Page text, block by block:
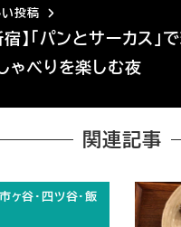
い投稿
宿】「パンとサーカス」
ゃべりを楽しむ夜
関連記事
ヶ谷・四ツ谷・飯